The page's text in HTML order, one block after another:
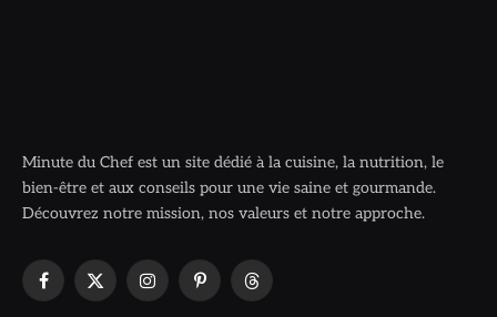
Minute du Chef est un site dédié à la cuisine, la nutrition, le
bien-être et aux conseils pour une vie saine et gourmande.
Découvrez notre mission, nos valeurs et notre approche.
Facebook
X
InstagramPinterestThreads